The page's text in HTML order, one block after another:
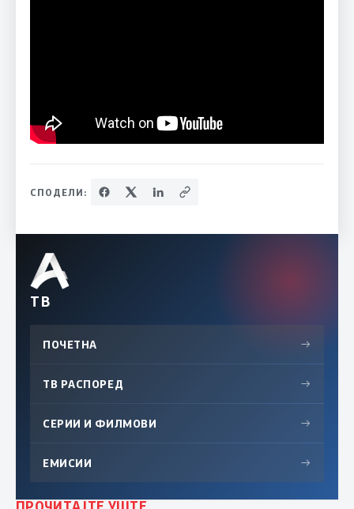
СПОДЕЛИ:
ТВ
ПОЧЕТНА →
ТВ РАСПОРЕД →
СЕРИИ И ФИЛМОВИ →
ЕМИСИИ →